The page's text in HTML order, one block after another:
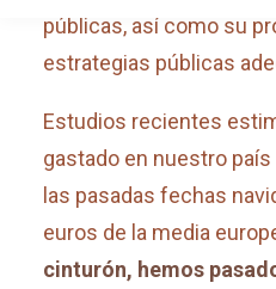
públicas, así como su
estrategias públicas
Estudios recientes
gastado en nuestro
las pasadas fechas
euros de la media
cinturón, hemos